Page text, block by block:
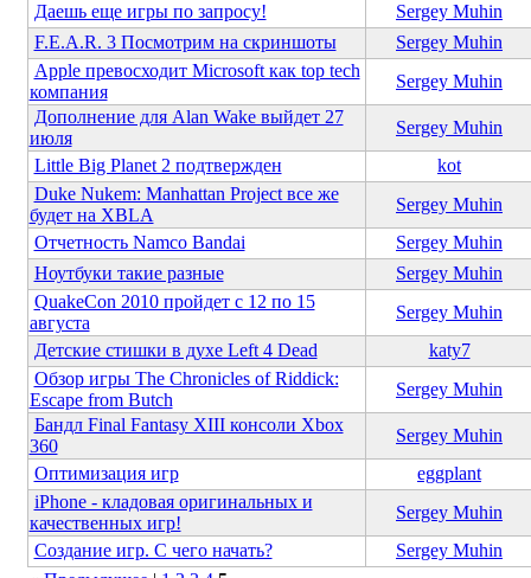
Даешь еще игры по запросу!
Sergey Muhin
F.E.A.R. 3 Посмотрим на скриншоты
Sergey Muhin
Apple превосходит Microsoft как top tech
компания
Sergey Muhin
Дополнение для Alan Wake выйдет 27
июля
Sergey Muhin
Little Big Planet 2 подтвержден
kot
Duke Nukem: Manhattan Project все же
будет на XBLA
Sergey Muhin
Отчетность Namco Bandai
Sergey Muhin
Ноутбуки такие разные
Sergey Muhin
QuakeCon 2010 пройдет с 12 по 15
августа
Sergey Muhin
Детские стишки в духе Left 4 Dead
katy7
Обзор игры The Chronicles of Riddick:
Escape from Butch
Sergey Muhin
Бандл Final Fantasy XIII консоли Xbox
360
Sergey Muhin
Оптимизация игр
eggplant
iPhone - кладовая оригинальных и
качественных игр!
Sergey Muhin
Создание игр. С чего начать?
Sergey Muhin